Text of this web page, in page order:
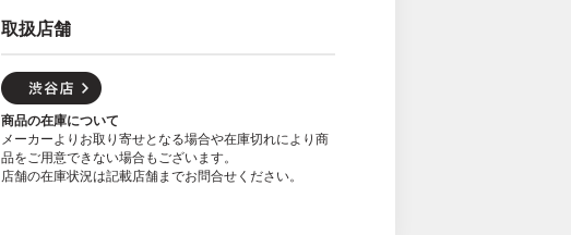
取扱店舗
商品の在庫について
メーカーよりお取り寄せとなる場合や在庫切れにより商
品をご用意できない場合もございます。
店舗の在庫状況は記載店舗までお問合せください。